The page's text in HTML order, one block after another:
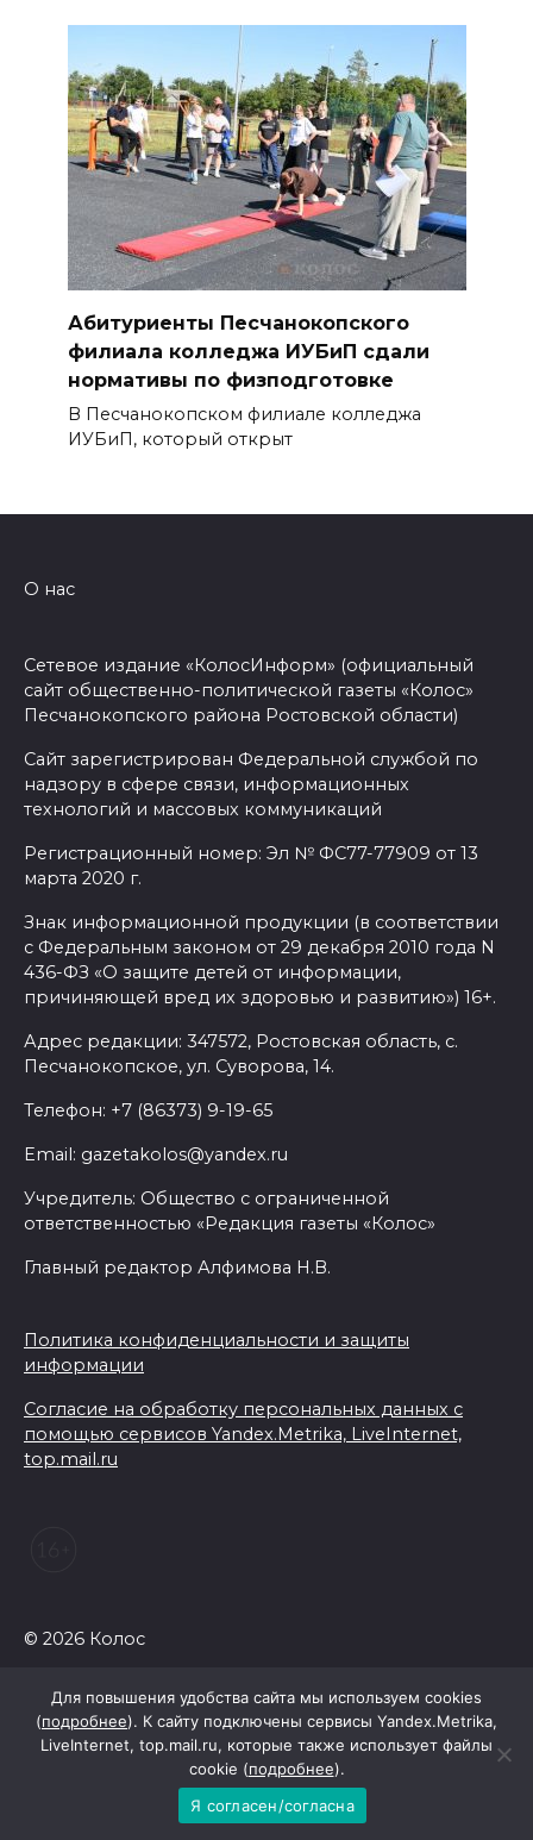
Абитуриенты Песчанокопского
филиала колледжа ИУБиП сдали
нормативы по физподготовке
В Песчанокопском филиале колледжа
ИУБиП, который открыт
О нас
Сетевое издание «КолосИнформ» (официальный
сайт общественно-политической газеты «Колос»
Песчанокопского района Ростовской области)
Сайт зарегистрирован Федеральной службой по
надзору в сфере связи, информационных
технологий и массовых коммуникаций
Регистрационный номер: Эл № ФС77-77909 от 13
марта 2020 г.
Знак информационной продукции (в соответствии
с Федеральным законом от 29 декабря 2010 года N
436-ФЗ «О защите детей от информации,
причиняющей вред их здоровью и развитию») 16+.
Адрес редакции: 347572, Ростовская область, с.
Песчанокопское, ул. Суворова, 14.
Телефон: +7 (86373) 9-19-65
Email: gazetakolos@yandex.ru
Учредитель: Общество с ограниченной
ответственностью «Редакция газеты «Колос»
Главный редактор Алфимова Н.В.
Политика конфиденциальности и защиты
информации
Согласие на обработку персональных данных с
помощью сервисов Yandex.Metrika, LiveInternet,
top.mail.ru
© 2026 Колос
Для повышения удобства сайта мы используем cookies
(подробнее). К сайту подключены сервисы Yandex.Metrika,
LiveInternet, top.mail.ru, которые также использует файлы
cookie (подробнее).
Я согласен/согласна